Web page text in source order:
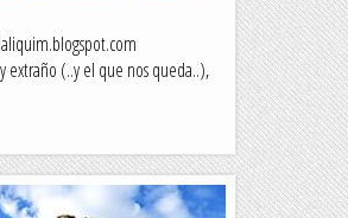
laliquim.blogspot.com
extraño (..y el que nos queda..),